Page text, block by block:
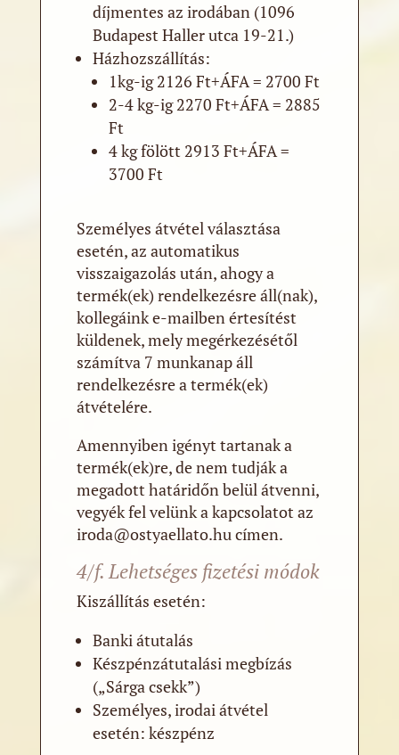
díjmentes az irodában (1096
Budapest Haller utca 19-21.)
Házhozszállítás:
1kg-ig 2126 Ft+ÁFA = 2700 Ft
2-4 kg-ig 2270 Ft+ÁFA = 2885
Ft
4 kg fölött 2913 Ft+ÁFA =
3700 Ft
Személyes átvétel választása
esetén, az automatikus
visszaigazolás után, ahogy a
termék(ek) rendelkezésre áll(nak),
kollegáink e-mailben értesítést
küldenek, mely megérkezésétől
számítva 7 munkanap áll
rendelkezésre a termék(ek)
átvételére.
Amennyiben igényt tartanak a
termék(ek)re, de nem tudják a
megadott határidőn belül átvenni,
vegyék fel velünk a kapcsolatot az
iroda@ostyaellato.hu címen.
4/f. Lehetséges fizetési módok
Kiszállítás esetén:
Banki átutalás
Készpénzátutalási megbízás
(„Sárga csekk”)
Személyes, irodai átvétel
esetén: készpénz